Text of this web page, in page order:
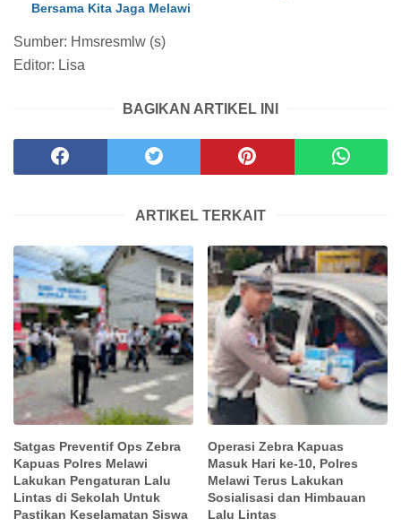
Bersama Kita Jaga Melawi
Sumber: Hmsresmlw (s)
Editor: Lisa
BAGIKAN ARTIKEL INI
ARTIKEL TERKAIT
Satgas Preventif Ops Zebra
Kapuas Polres Melawi
Lakukan Pengaturan Lalu
Lintas di Sekolah Untuk
Pastikan Keselamatan Siswa
Operasi Zebra Kapuas
Masuk Hari ke-10, Polres
Melawi Terus Lakukan
Sosialisasi dan Himbauan
Lalu Lintas